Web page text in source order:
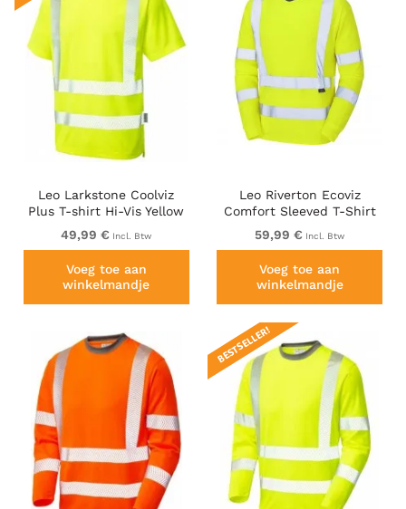
Leo Larkstone Coolviz
Plus T-shirt Hi-Vis Yellow
49,99 € Incl. Btw
Voeg toe aan
winkelmandje
Leo Riverton Ecoviz
Comfort Sleeved T-Shirt
Hi-Vis Yellow
59,99 € Incl. Btw
Voeg toe aan
winkelmandje
BESTSELLER!